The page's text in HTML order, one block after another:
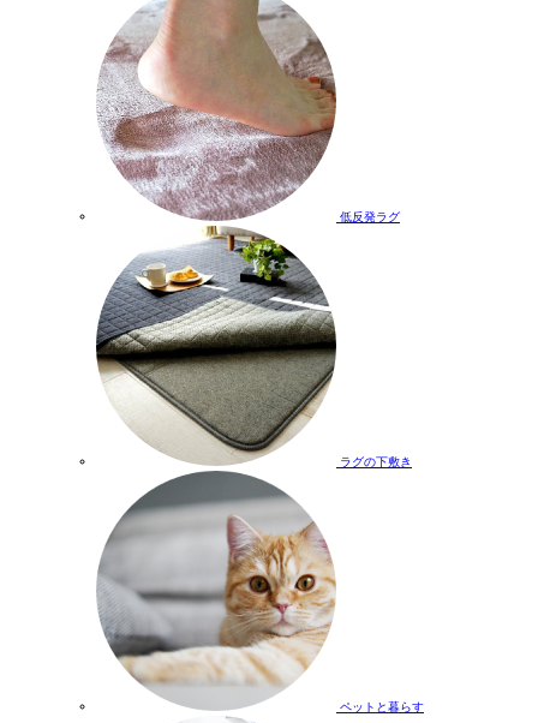
低反発ラグ
ラグの下敷き
ペットと暮らす